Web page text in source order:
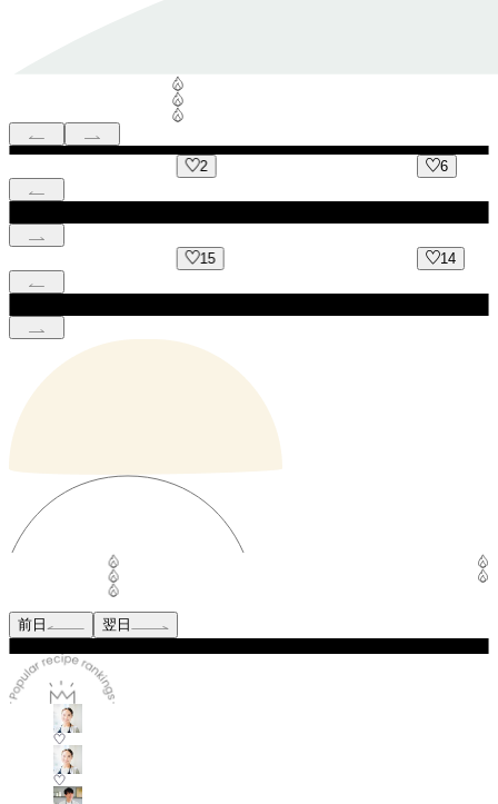
前日 翌日